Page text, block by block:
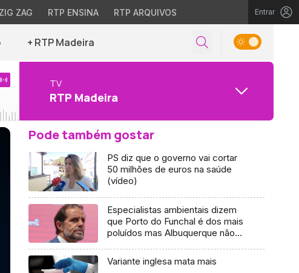
ZAG RTP ENSINA RTP ARQUIVOS Entrar
+ RTP Madeira
TV
RTP Madeira
Pode também gostar
PS diz que o governo vai cortar
50 milhões de euros na saúde
(vídeo)
Especialistas ambientais dizem
que Porto do Funchal é dos mais
poluídos mas Albuquerque não
Variante inglesa mata mais